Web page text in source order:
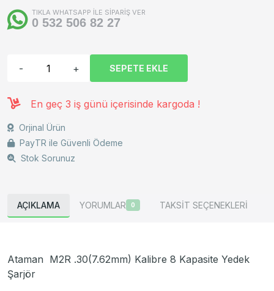
TIKLA WHATSAPP İLE SİPARİŞ VER
0 532 506 82 27
- + SEPETE EKLE
En geç 3 iş günü içerisinde kargoda !
Orjinal Ürün
PayTR ile Güvenli Ödeme
Stok Sorunuz
AÇIKLAMA YORUMLAR 0 TAKSİT SEÇENEKLERİ
Ataman M2R .30(7.62mm) Kalibre 8 Kapasite Yedek
Şarjör